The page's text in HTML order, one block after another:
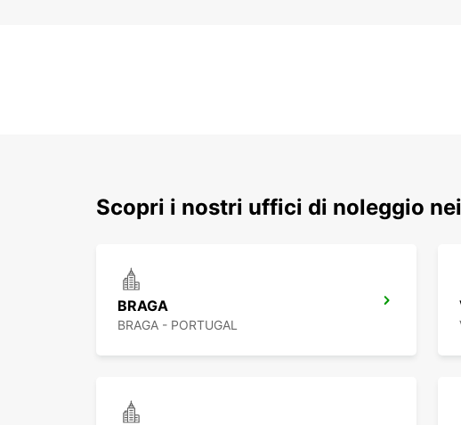
Scopri i nostri uffici di noleggio
BRAGA
BRAGA - PORTUGAL